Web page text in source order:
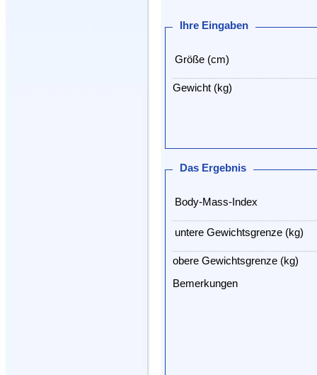
Ihre Eingaben
Größe (cm)
Gewicht (kg)
Das Ergebnis
Body-Mass-Index
untere Gewichtsgrenze (kg)
obere Gewichtsgrenze (kg)
Bemerkungen